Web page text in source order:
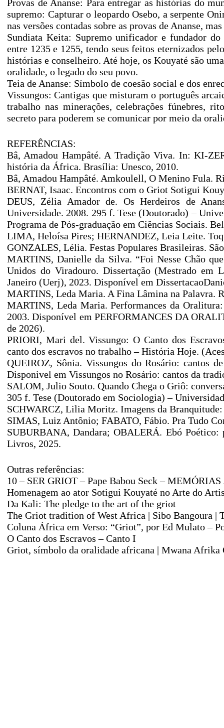
Provas de Ananse: Para entregar as histórias do
supremo: Capturar o leopardo Osebo, a serpente
nas versões contadas sobre as provas de Ananse,
Sundiata Keita: Supremo unificador e fundador
entre 1235 e 1255, tendo seus feitos eternizados
histórias e conselheiro. Até hoje, os Kouyaté são
oralidade, o legado do seu povo.
Teia de Ananse: Símbolo de coesão social e dos
Vissungos: Cantigas que misturam o português
trabalho nas minerações, celebrações fúnebres,
secreto para poderem se comunicar por meio da
REFERÊNCIAS:
Bâ, Amadou Hampâté. A Tradição Viva. In: KI-
história da África. Brasília: Unesco, 2010.
Bâ, Amadou Hampâté. Amkoulell, O Menino Fula.
BERNAT, Isaac. Encontros com o Griot Sotigui
DEUS, Zélia Amador de. Os Herdeiros de
Universidade. 2008. 295 f. Tese (Doutorado) –
Programa de Pós-graduação em Ciências Sociais.
LIMA, Heloísa Pires; HERNANDEZ, Leia Leite.
GONZALES, Lélia. Festas Populares Brasileiras.
MARTINS, Danielle da Silva. “Foi Nesse Chão
Unidos do Viradouro. Dissertação (Mestrado
Janeiro (Uerj), 2023. Disponível em
MARTINS, Leda Maria. A Fina Lâmina na Palavra.
MARTINS, Leda Maria. Performances da
2003. Disponível em PERFORMANCES DA
de 2026).
PRIORI, Mari del. Vissungo: O Canto dos
canto dos escravos no trabalho – História Hoje.
QUEIROZ, Sônia. Vissungos do Rosário: cantos
Disponivel em Vissungos no Rosário: cantos da
SALOM, Julio Souto. Quando Chega o Griô:
305 f. Tese (Doutorado em Sociologia) –
SCHWARCZ, Lilia Moritz. Imagens da Branquitude:
SIMAS, Luiz Antônio; FABATO, Fábio. Pra Tudo
SUBURBANA, Dandara; OBALERÁ. Ebó Poético:
Livros, 2025.
Outras referências:
10 – SER GRIOT – Pape Babou Seck –
Homenagem ao ator Sotigui Kouyaté no Arte do
Da Kali: The pledge to the art of the griot
The Griot tradition of West Africa | Sibo Bangoura |
Coluna África em Verso: “Griot”, por Ed Mulato –
O Canto dos Escravos – Canto I
Griot, símbolo da oralidade africana | Mwana